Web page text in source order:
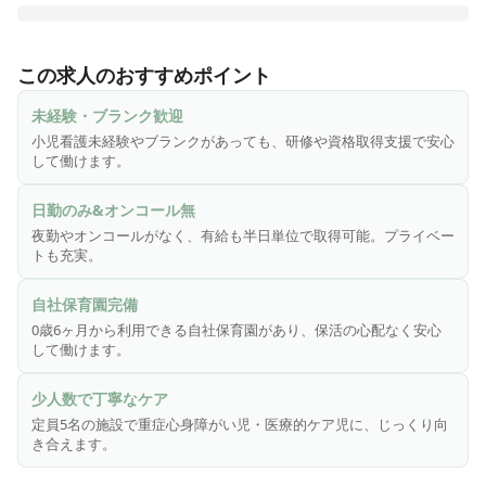
者証をお持ちの0〜18歳までの方がご利用いただける施設で
す。主に重症心身障がい児・医療的ケア児のお子さまがご利
用いただけます。
ここは、ご家族から少し離れてみんなで楽しい時間を過ごす
「子ども達のセカンドハウス」です。
【ハースアカデミーについて】
◇定員数｜5名／日
◇利用契約者数｜25名強
◇スタッフ構成｜管理者（児発管）、看護師、作業療法士、
言語聴覚士、保育士、児童指導員、ドライバー
◇主なエリア｜天白区・緑区・名東区・瑞穂区・千種区・昭
和区
◇特徴：ハースアカデミーの特徴は広々としたスペース。児
発のお子様と放デイのお子様が同じ空間で過ごすことでお互
いに刺激をもらい、共同生活にも慣れることができます。児
発と放デイのお子さまは3:7の割合ほど。元気いっぱいのスタ
ッフが多く、いつも明るい笑い声が響いています！
この求人のおすすめポイント
未経験・ブランク歓迎
小児看護未経験やブランクがあっても、研修や資格取得支援で安心
して働けます。
日勤のみ&オンコール無
夜勤やオンコールがなく、有給も半日単位で取得可能。プライベー
トも充実。
自社保育園完備
0歳6ヶ月から利用できる自社保育園があり、保活の心配なく安心
して働けます。
少人数で丁寧なケア
定員5名の施設で重症心身障がい児・医療的ケア児に、じっくり向
き合えます。